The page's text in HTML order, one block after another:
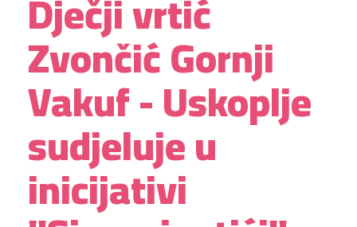
Zvončić Gornji
Vakuf - Uskoplje
sudjeluje u
inicijativi